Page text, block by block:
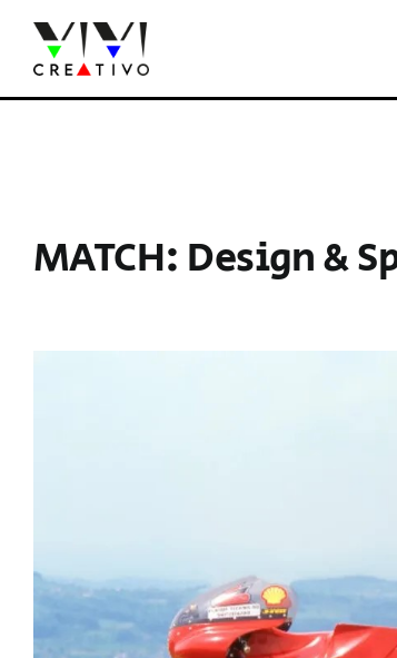
contenuto
MATCH: Design &